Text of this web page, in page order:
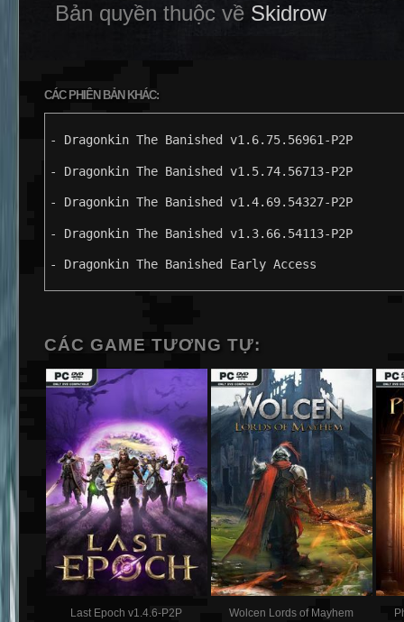
Bản quyền thuộc về Skidrow
CÁC PHIÊN BẢN KHÁC:
- Dragonkin The Banished v1.6.75.56961-P2P
- Dragonkin The Banished v1.5.74.56713-P2P
- Dragonkin The Banished v1.4.69.54327-P2P
- Dragonkin The Banished v1.3.66.54113-P2P
- Dragonkin The Banished Early Access
CÁC GAME TƯƠNG TỰ:
Last Epoch v1.4.6-P2P
Wolcen Lords of Mayhem